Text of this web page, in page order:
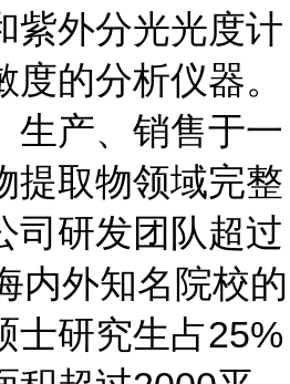
紫外分光光度计
的分析仪器。
生产、销售于一
提取物领域完整
司研发团队超过
内外知名院校的
士研究生占25%